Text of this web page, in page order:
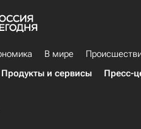
В мире
Продукты и сервисы Пресс-